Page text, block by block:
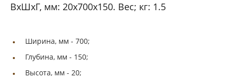
ВхШхГ, мм: 20x700x150. Вес; кг: 1.5
Ширина, мм - 700;
Глубина, мм - 150;
Высота, мм - 20;